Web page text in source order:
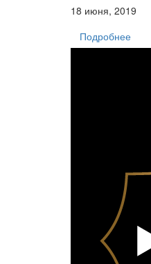
18 июня, 2019
Подробнее